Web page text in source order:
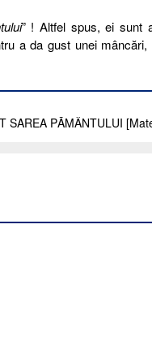
” ! Altfel spus, ei sunt
a da gust unei